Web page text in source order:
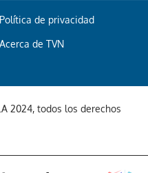
Política de privacidad
Acerca de TVN
2024, todos los derechos